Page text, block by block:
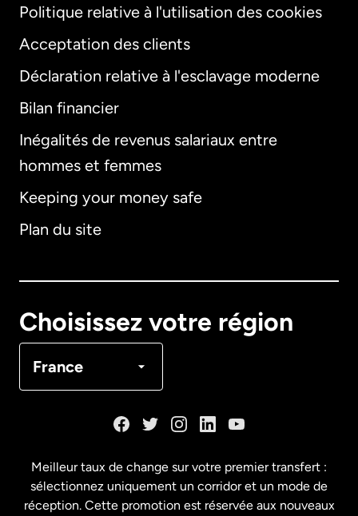
Politique relative à l'utilisation des cookies
Acceptation des clients
Déclaration relative à l'esclavage moderne
Bilan financier
Inégalités de revenus salariaux entre
hommes et femmes
Keeping your money safe
Plan du site
Choisissez votre région
France
International
Allemagne
Français
États-Unis English
Meilleur taux de change sur votre premier transfert :
sélectionnez uniquement un corridor et un mode de
réception. Cette promotion est réservée aux nouveaux